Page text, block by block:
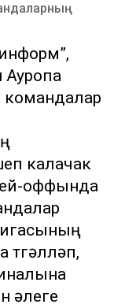
Ауропа
калачак
оффында
төгәлләп,
әлеге